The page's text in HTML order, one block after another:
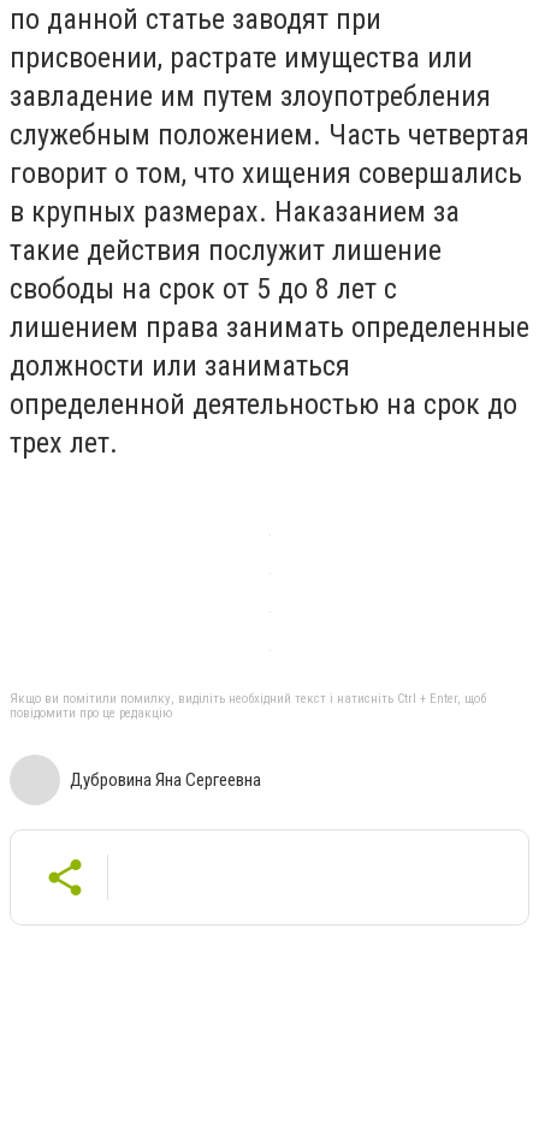
по данной статье заводят при
присвоении, растрате имущества или
завладение им путем злоупотребления
служебным положением. Часть четвертая
говорит о том, что хищения совершались
в крупных размерах. Наказанием за
такие действия послужит лишение
свободы на срок от 5 до 8 лет с
лишением права занимать определенные
должности или заниматься
определенной деятельностью на срок до
трех лет.
Якщо ви помітили помилку, виділіть необхідний текст і натисніть Ctrl + Enter, щоб
повідомити про це редакцію
Дубровина Яна Сергеевна